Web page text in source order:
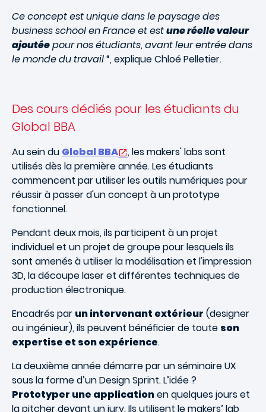
Ce concept est unique dans le paysage des
business school en France et estune réelle valeur
ajoutéepour nos étudiants, avant leur entrée dans
le monde du travail“, explique Chloé Pelletier.
Des cours dédiés pour les étudiants du
Global BBA
Au sein du Global BBA
, les makers' labs sont
utilisés dès la première année. Les étudiants
commencent par utiliser les outils numériques pour
réussir à passer d'un concept à un prototype
fonctionnel.
Pendant deux mois, ils participent à un projet
individuel et un projet de groupe pour lesquels ils
sont amenés à utiliser la modélisation et l'impression
3D, la découpe laser et différentes techniques de
production électronique.
Encadrés par un intervenant extérieur (designer
ou ingénieur), ils peuvent bénéﬁcier de toute son
expertise et son expérience.
La deuxième année démarre par un séminaire UX
sous la forme d’un Design Sprint. L’idée ?
Prototyper une applicationen quelques jours et
la pitcher devant un jury. Ils utilisent le makers’ lab